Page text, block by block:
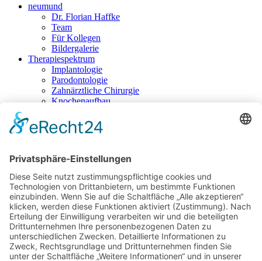
neumund
Dr. Florian Haffke
Team
Für Kollegen
Bildergalerie
Therapiespektrum
Implantologie
Parodontologie
Zahnärztliche Chirurgie
Knochenaufbau
Endodontie
Ästhetik
Füllungstherapie
Prothetik
Kronen / Brücken
Schienentherapie
Jobs
Kontakt
Impressum
Datenschutz